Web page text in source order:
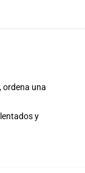
ordena una
y